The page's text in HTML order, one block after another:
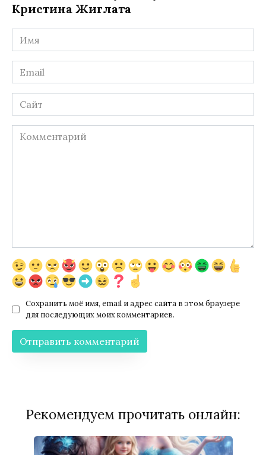
Кристина Жиглата
Имя
*
Email
*
Сайт
Комментарий
Сохранить моё имя, email и адрес сайта в этом браузере
для последующих моих комментариев.
Рекомендуем прочитать онлайн: